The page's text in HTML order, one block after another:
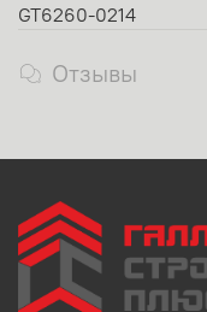
GT6260-0214
Отзывы